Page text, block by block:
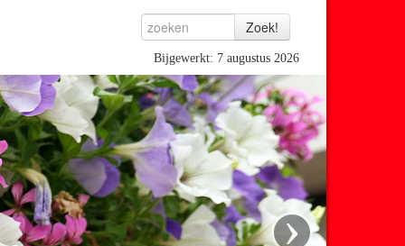
Bijgewerkt: 7 augustus 2026
›